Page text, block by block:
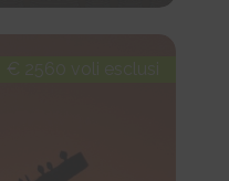
€ 2560 voli esclusi